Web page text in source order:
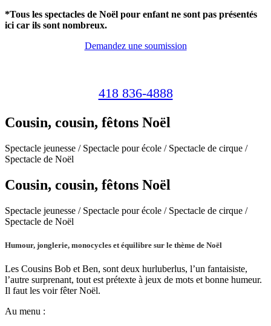
*Tous les spectacles de Noël pour enfant ne sont pas présentés
ici car ils sont nombreux.
Demandez une soumission
418 836-4888
Cousin, cousin, fêtons Noël
Spectacle jeunesse / Spectacle pour école / Spectacle de cirque /
Spectacle de Noël
Cousin, cousin, fêtons Noël
Spectacle jeunesse / Spectacle pour école / Spectacle de cirque /
Spectacle de Noël
Humour, jonglerie, monocycles et équilibre sur le thème de Noël
Les Cousins Bob et Ben, sont deux hurluberlus, l’un fantaisiste,
l’autre surprenant, tout est prétexte à jeux de mots et bonne humeur.
Il faut les voir fêter Noël.
Au menu :